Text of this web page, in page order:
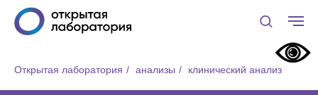
Открытая лаборатория / анализы / клинический анализ